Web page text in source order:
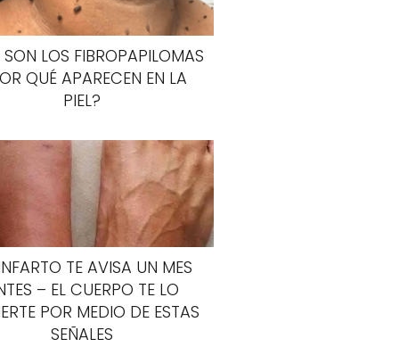
LOS FIBROPAPILOMAS
QUÉ APARECEN EN LA
PIEL?
TE AVISA UN MES
– EL CUERPO TE LO
POR MEDIO DE ESTAS
SEÑALES